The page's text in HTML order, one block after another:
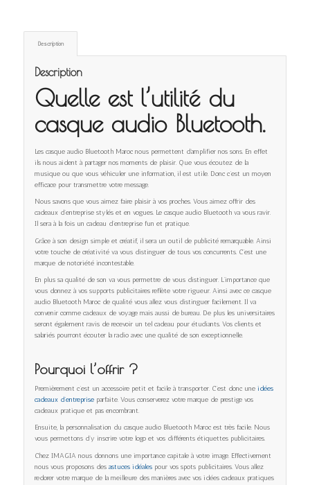
Description
Description
Quelle est l’utilité du
casque audio Bluetooth.
Les casque audio Bluetooth Maroc nous permettent d’amplifier nos sons. En effet
ils nous aident à partager nos moments de plaisir. Que vous écoutez de la
musique ou que vous véhiculer une information, il est utile. Donc c’est un moyen
efficace pour transmettre votre message.
Nous savons que vous aimez faire plaisir à vos proches. Vous aimez offrir des
cadeaux d’entreprise stylés et en vogues. Le casque audio Bluetooth va vous ravir.
Il sera à la fois un cadeau d’entreprise fun et pratique.
Grâce à son design simple et créatif, il sera un outil de publicité remarquable. Ainsi
votre touche de créativité va vous distinguer de tous vos concurrents. C’est une
marque de notoriété incontestable.
En plus sa qualité de son va vous permettre de vous distinguer. L’importance que
vous donnez à vos supports publicitaires reflète votre rigueur. Ainsi avec ce casque
audio Bluetooth Maroc de qualité vous allez vous distinguer facilement. Il va
convenir comme cadeaux de voyage mais aussi de bureau. De plus les universitaires
seront également ravis de recevoir un tel cadeau pour étudiants. Vos clients et
salariés pourront écouter la radio avec une qualité de son exceptionnelle.
Pourquoi l’offrir ?
Premièrement c’est un accessoire petit et facile à transporter. C’est donc une idées
cadeaux d’entrepriseparfaite. Vous conserverez votre marque de prestige vos
cadeaux pratique et pas encombrant.
Ensuite, la personnalisation du casque audio Bluetooth Maroc est très facile. Nous
vous permettons d’y inscrire votre logo et vos différents étiquettes publicitaires.
Chez IMAGIA nous donnons une importance capitale à votre image. Effectivement
nous vous proposons des astuces idéalespour vos spots publicitaires. Vous allez
redorer votre marque de la meilleure des manières avec vos idées cadeaux pratiques